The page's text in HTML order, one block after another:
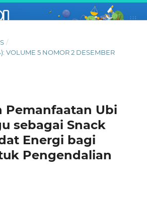
/
VOLUME 5 NOMOR 2 DESEMBER
Pemanfaatan Ubi
sebagai Snack
Energi bagi
Pengendalian